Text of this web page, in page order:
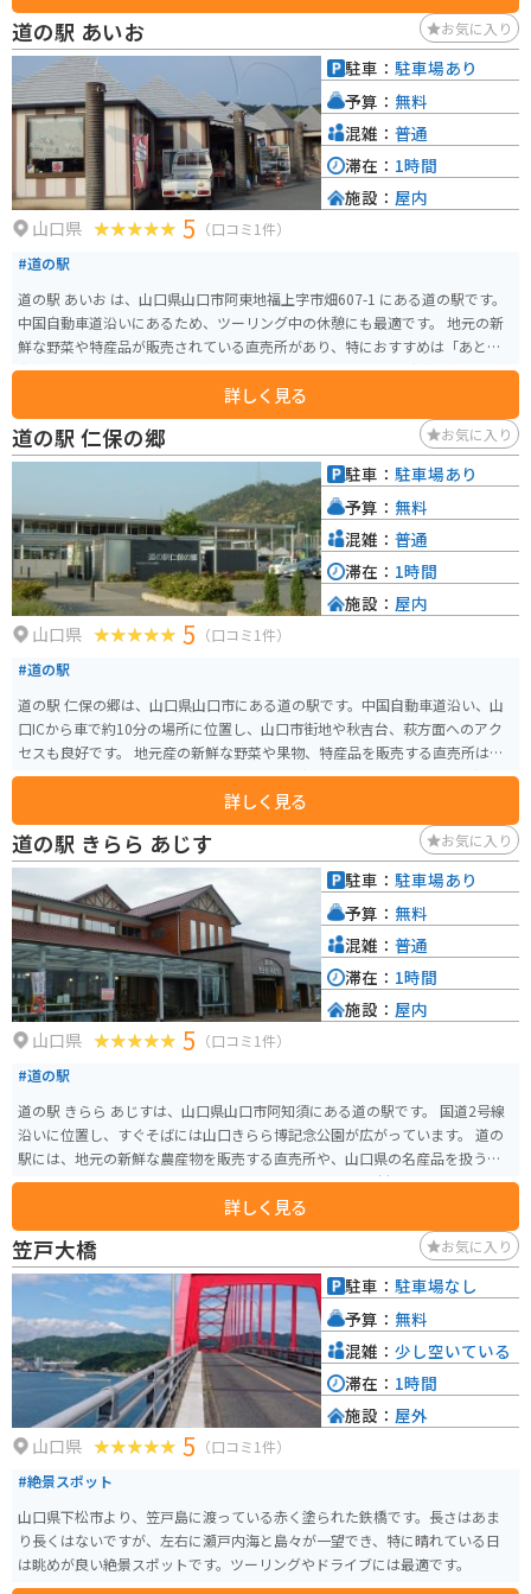
で訪れる場合、道の駅には広々とした駐車場が完備されているので安心で
す。道の駅 ソレーネ周南を拠点に、周辺の観光スポットを巡るのも良いでし
ょう。例えば、瀬戸内海国立公園に浮かぶ島々を巡る周防大島へのツーリン
グはいかがでしょうか。
道の駅 あいお お気に入り
山口県 5 （口コミ1件）
#道の駅
道の駅 あいお は、山口県山口市阿東地福上字市畑607-1 にある道の駅です。
中国自動車道沿いにあるため、ツーリング中の休憩にも最適です。 地元の新
鮮な野菜や特産品が販売されている直売所があり、特におすすめは「あとう
和牛」です。道の駅 あいお 内にあるレストランでは、あとう和牛を使った料
は、国の重要文化財に指定されている「旧山﨑家住宅」があります。旧山﨑
家住宅は、江戸時代後期の建築様式を残す貴重な建造物で、一見の価値があ
ります。 バイクで訪れる際は、道の駅 あいお にバイク専用の駐車場があるた
め安心です。中国自動車道を降りてすぐの場所にあるため、アクセスも抜群
です。
詳しく見る
駐車： 駐車場あり
予算： 無料
混雑： 普通
滞在： 1時間
施設： 屋内
道の駅 仁保の郷 お気に入り
山口県 5 （口コミ1件）
#道の駅
道の駅 仁保の郷は、山口県山口市にある道の駅です。中国自動車道沿い、山
口ICから車で約10分の場所に位置し、山口市街地や秋吉台、萩方面へのアク
セスも良好です。 地元産の新鮮な野菜や果物、特産品を販売する直売所は、
多くの人で賑わいます。特に、地元仁保産の新鮮な野菜は人気があり、朝早
くから行列ができることもあるほどです。また、併設のレストランでは、地
元食材をふんだんに使った料理を味わうことができます。山口名物の瓦そば
や、新鮮な野菜を使った定食などが人気です。 バイクで訪れる場合、道の駅
には広々とした駐車場が完備されているので安心です。ツーリングの休憩地
点としても最適で、中国自動車道を利用するライダーが多く立ち寄ります。
周辺には、秋吉台や秋芳洞、萩など観光スポットも点在しており、ツーリン
グの拠点としてもおすすめです。道の駅で地元の特産品やグルメを堪能した
り、周辺の観光スポットを巡ったりして、山口の魅力を満喫してください。
詳しく見る
駐車： 駐車場あり
予算： 無料
混雑： 普通
滞在： 1時間
施設： 屋内
道の駅 きらら あじす お気に入り
山口県 5 （口コミ1件）
#道の駅
道の駅 きらら あじすは、山口県山口市阿知須にある道の駅です。 国道2号線
沿いに位置し、すぐそばには山口きらら博記念公園が広がっています。 道の
駅には、地元の新鮮な農産物を販売する直売所や、山口県の名産品を扱うお
土産コーナーがあります。 レストランでは、地元産の食材を使った料理を楽
しむことができます。 おすすめは、新鮮な魚介を使った海鮮丼です。 山口き
らら博記念公園は、広大な敷地を持つ公園で、遊具広場や芝生広場、日本庭
園などがあります。 春には桜、秋にはコスモスが咲き乱れ、四季折々の景色
を楽しむことができます。 また、園内には、山口県出身の詩人・中原中也の
記念館もあります。 バイクで訪れる場合は、道の駅に広い駐車場があるので
安心です。 山口きらら博記念公園内は、バイクでの乗り入れはできません
が、周辺には、秋吉台や角島大橋など、ツーリングに最適なスポットがたく
さんあります。 道の駅 きらら あじすは、観光の拠点としても最適な場所で
詳しく見る
駐車： 駐車場あり
予算： 無料
混雑： 普通
滞在： 1時間
施設： 屋内
笠戸大橋 お気に入り
山口県 5 （口コミ1件）
#絶景スポット
山口県下松市より、笠戸島に渡っている赤く塗られた鉄橋です。長さはあま
り長くはないですが、左右に瀬戸内海と島々が一望でき、特に晴れている日
は眺めが良い絶景スポットです。ツーリングやドライブには最適です。
駐車： 駐車場なし
予算： 無料
混雑： 少し空いている
滞在： 1時間
施設： 屋外